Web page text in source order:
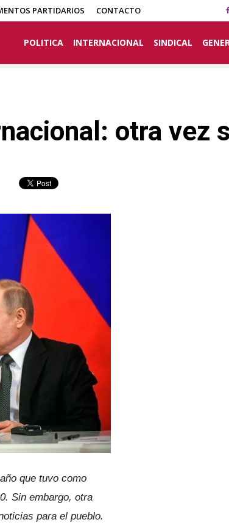
PARTIDARIOS CONTACTO
POLITICA INTERNACIONAL SINDICAL
otra vez
que tuvo como
Sin embargo, otra
para el pueblo.